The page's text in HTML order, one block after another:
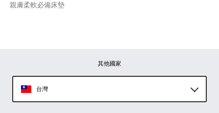
親膚柔軟必備床墊
其他國家
台灣